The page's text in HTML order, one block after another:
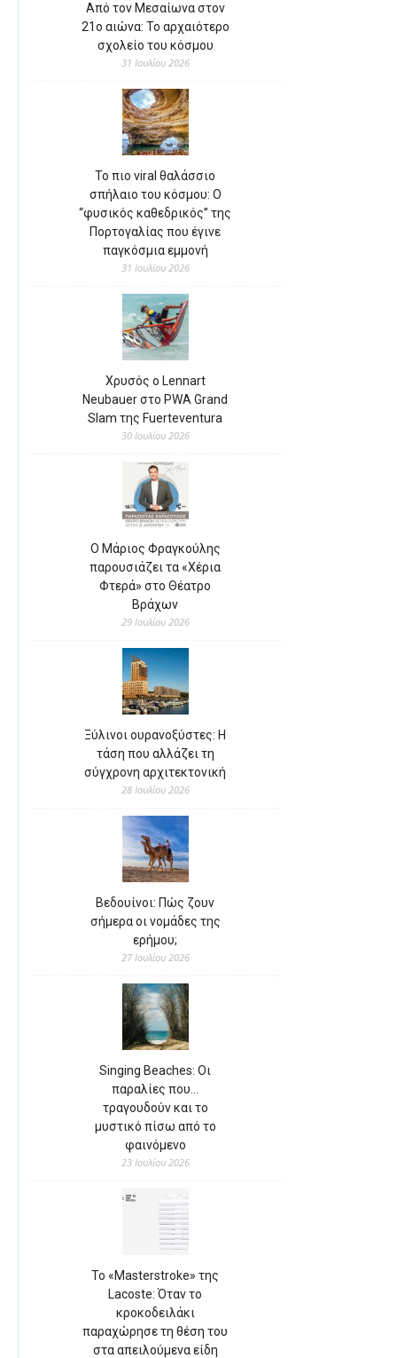
Από τον Μεσαίωνα στον
21ο αιώνα: Το αρχαιότερο
σχολείο του κόσμου
31 Ιουλίου 2026
Το πιο viral θαλάσσιο
σπήλαιο του κόσμου: Ο
“φυσικός καθεδρικός” της
Πορτογαλίας που έγινε
παγκόσμια εμμονή
31 Ιουλίου 2026
Χρυσός ο Lennart
Neubauer στο PWA Grand
Slam της Fuerteventura
30 Ιουλίου 2026
Ο Μάριος Φραγκούλης
παρουσιάζει τα «Χέρια
Φτερά» στο Θέατρο
Βράχων
29 Ιουλίου 2026
Ξύλινοι ουρανοξύστες: Η
τάση που αλλάζει τη
σύγχρονη αρχιτεκτονική
28 Ιουλίου 2026
Βεδουίνοι: Πώς ζουν
σήμερα οι νομάδες της
ερήμου;
27 Ιουλίου 2026
Singing Beaches: Οι
παραλίες που…
τραγουδούν και το
μυστικό πίσω από το
φαινόμενο
23 Ιουλίου 2026
Το «Masterstroke» της
Lacoste: Όταν το
κροκοδειλάκι
παραχώρησε τη θέση του
στα απειλούμενα είδη